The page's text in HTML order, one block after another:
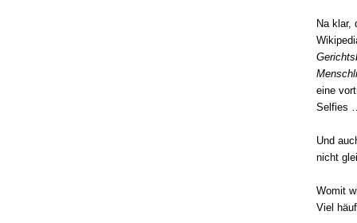
Na klar,
eine
Selfies
Und
nicht
Womit
Viel